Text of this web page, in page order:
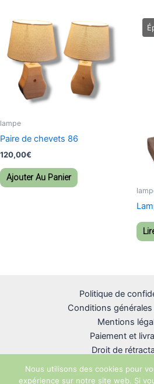
lampe
Paire de chevets 86
120,00€
Ajouter Au Panier
Politique de
Conditions
Mentions
Paiement et
Droit de
Nous utilisons des cookies pour
expérience sur notre site web. Si